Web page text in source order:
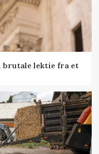
brutale lektie fra et